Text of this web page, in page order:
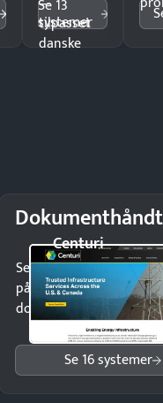
tilpasset
danske
Se 13
systemer
Centuri
Send kontrakter til
på minutter og mist
dokumenter.
Se 16 systemer